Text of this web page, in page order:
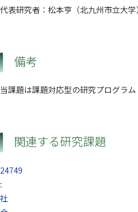
代表研究者：松本亨（北九州市立大学）
備考
当課題は課題対応型の研究プログ
関連する研究課題
24749
:
社